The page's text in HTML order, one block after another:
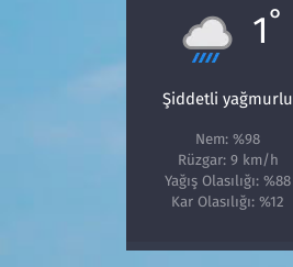
1°
Şiddetli yağmurlu
Nem: %98
Rüzgar: 9 km/h
Yağış Olasılığı: %88
Kar Olasılığı: %12